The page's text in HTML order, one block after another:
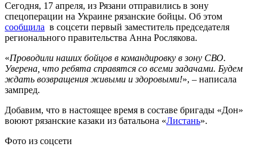
Сегодня, 17 апреля, из Рязани отправились в зону
спецоперации на Украине рязанские бойцы. Об этом
сообщила в соцсети первый заместитель председателя
регионального правительства Анна Рослякова.
«Проводили наших бойцов в командировку в зону СВО.
Уверена, что ребята справятся со всеми задачами. Будем
ждать возвращения живыми и здоровыми!», – написала
зампред.
Добавим, что в настоящее время в составе бригады «Дон»
воюют рязанские казаки из батальона «Листань».
Фото из соцсети